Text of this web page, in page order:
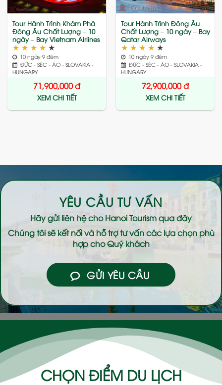
Tour Hành Trình Khám Phá
Đông Âu Chất Lượng – 10
ngày – Bay Vietnam Airlines
★ ★ ★ ★ ★
10 ngày 9 đêm
ĐỨC - SÉC - ÁO - SLOVAKIA -
HUNGARY
71,900,000đ
XEM CHI TIẾT
Tour Hành Trình Đông Âu
Chất Lượng – 10 ngày – Bay
Qatar Airways
★ ★ ★ ★ ★
10 ngày 9 đêm
ĐỨC - SÉC - ÁO - SLOVAKIA -
HUNGARY
72,900,000đ
XEM CHI TIẾT
YÊU CẦU TƯ VẤN
Hãy gửi liên hệ choHanoi Tourismqua đây
Chúng tôi sẽ kết nối và hỗ trợ tư vấn các lựa chọn phù
hợp cho Quý khách
GỬI YÊU CẦU
CHỌN ĐIỂM DU LỊCH